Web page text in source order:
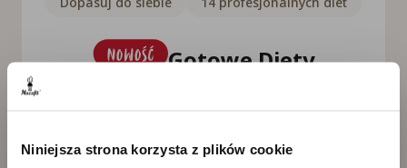
Niniejsza strona korzysta z plików cookie
Gotowe Diety